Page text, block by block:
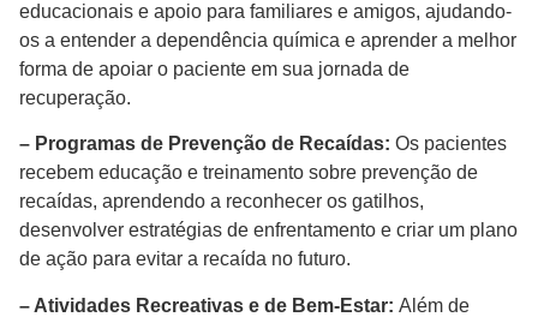
educacionais e apoio para familiares e amigos, ajudando-
os a entender a dependência química e aprender a melhor
forma de apoiar o paciente em sua jornada de
recuperação.
– Programas de Prevenção de Recaídas: Os pacientes
recebem educação e treinamento sobre prevenção de
recaídas, aprendendo a reconhecer os gatilhos,
desenvolver estratégias de enfrentamento e criar um plano
de ação para evitar a recaída no futuro.
– Atividades Recreativas e de Bem-Estar: Além de